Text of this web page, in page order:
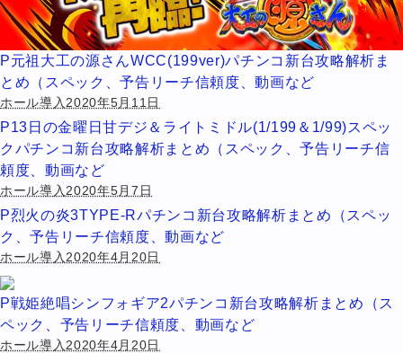
P元祖大工の源さんWCC(199ver)パチンコ新台攻略解析ま
とめ（スペック、予告リーチ信頼度、動画など
ホール導入2020年5月11日
P13日の金曜日甘デジ＆ライトミドル(1/199＆1/99)スペッ
クパチンコ新台攻略解析まとめ（スペック、予告リーチ信
頼度、動画など
ホール導入2020年5月7日
P烈火の炎3TYPE-Rパチンコ新台攻略解析まとめ（スペッ
ク、予告リーチ信頼度、動画など
ホール導入2020年4月20日
P戦姫絶唱シンフォギア2パチンコ新台攻略解析まとめ（ス
ペック、予告リーチ信頼度、動画など
ホール導入2020年4月20日